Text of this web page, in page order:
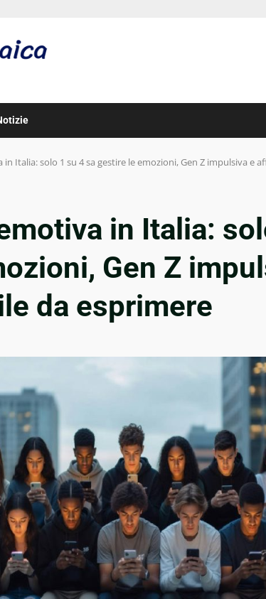
in Italia: solo 1 su 4 sa gestire le emozioni, Gen Z impulsiva e
in Italia:
Gen Z
da esprimere